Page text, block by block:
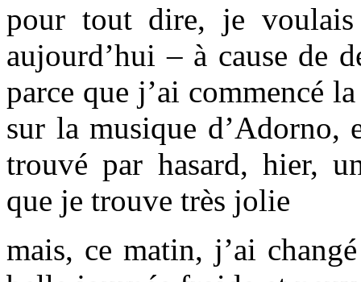
pour tout dire, je
aujourd’hui – à cause de
parce que j’ai commencé
sur la musique d’Adorno,
trouvé par hasard, hier,
que je trouve très jolie
mais, ce matin, j’ai